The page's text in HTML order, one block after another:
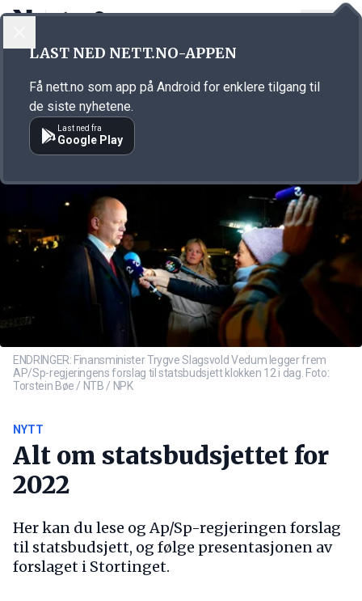
Annonsørinnhold
ENDRINGER: Finansminister Trygve Slagsvold Vedum legger frem
AP/Sp-regjeringens forslag til statsbudsjett klokken 12 i dag. Foto:
Torstein Bøe / NTB / NPK
NYTT
Alt om statsbudsjettet for
2022
Her kan du lese og Ap/Sp-regjeringen forslag
til statsbudsjett, og følge presentasjonen av
forslaget i Stortinget.
LAST NED NETT.NO-APPEN
Få nett.no som app på Android for enklere tilgang til
de siste nyhetene.
Last ned fra
Google Play